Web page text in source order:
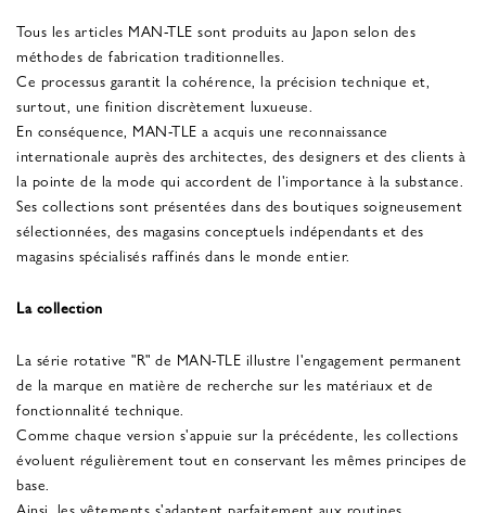
Tous les articles MAN-TLE sont produits au Japon selon des
méthodes de fabrication traditionnelles.
Ce processus garantit la cohérence, la précision technique et,
surtout, une finition discrètement luxueuse.
En conséquence, MAN-TLE a acquis une reconnaissance
internationale auprès des architectes, des designers et des clients à
la pointe de la mode qui accordent de l'importance à la substance.
Ses collections sont présentées dans des boutiques soigneusement
sélectionnées, des magasins conceptuels indépendants et des
magasins spécialisés raffinés dans le monde entier.
La collection
La série rotative "R" de MAN-TLE illustre l'engagement permanent
de la marque en matière de recherche sur les matériaux et de
fonctionnalité technique.
Comme chaque version s'appuie sur la précédente, les collections
évoluent régulièrement tout en conservant les mêmes principes de
base.
Ainsi, les vêtements s'adaptent parfaitement aux routines